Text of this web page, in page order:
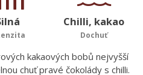
Chilli, kakao
Dochuť
kakaových bobů nejvyšší
chuť pravé čokolády s chilli.